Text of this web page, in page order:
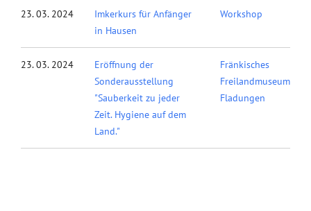
23. 03. 2024
Imkerkurs für Anfänger
in Hausen
Workshop
23. 03. 2024
Eröffnung der
Sonderausstellung
"Sauberkeit zu jeder
Zeit. Hygiene auf dem
Land."
Fränkisches
Freilandmuseum
Fladungen